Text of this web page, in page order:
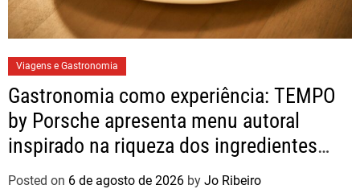
Viagens e Gastronomia
Gastronomia como experiência: TEMPO
by Porsche apresenta menu autoral
inspirado na riqueza dos ingredientes
brasileiros
Posted on 6 de agosto de 2026 by Jo Ribeiro